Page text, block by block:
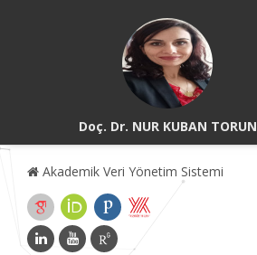
Doç. Dr. NUR KUBAN TORUN
Akademik Veri Yönetim Sistemi